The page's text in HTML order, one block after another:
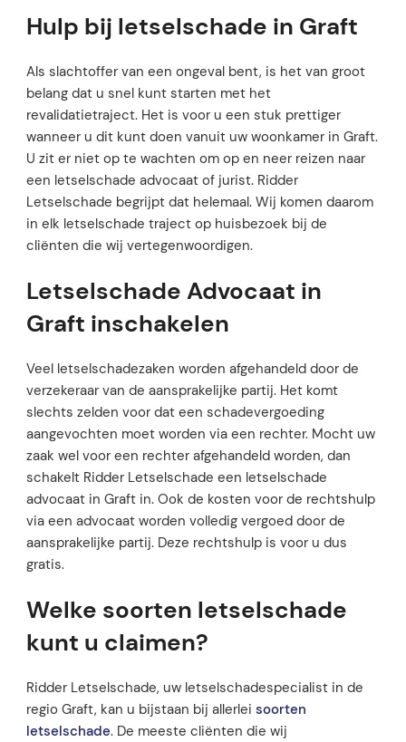
Hulp bij letselschade in Graft
Als slachtoffer van een ongeval bent, is het van groot
belang dat u snel kunt starten met het
revalidatietraject. Het is voor u een stuk prettiger
wanneer u dit kunt doen vanuit uw woonkamer in Graft.
U zit er niet op te wachten om op en neer reizen naar
een letselschade advocaat of jurist. Ridder
Letselschade begrijpt dat helemaal. Wij komen daarom
in elk letselschade traject op huisbezoek bij de
cliënten die wij vertegenwoordigen.
Letselschade Advocaat in
Graft inschakelen
Veel letselschadezaken worden afgehandeld door de
verzekeraar van de aansprakelijke partij. Het komt
slechts zelden voor dat een schadevergoeding
aangevochten moet worden via een rechter. Mocht uw
zaak wel voor een rechter afgehandeld worden, dan
schakelt Ridder Letselschade een letselschade
advocaat in Graft in. Ook de kosten voor de rechtshulp
via een advocaat worden volledig vergoed door de
aansprakelijke partij. Deze rechtshulp is voor u dus
gratis.
Welke soorten letselschade
kunt u claimen?
Ridder Letselschade, uw letselschadespecialist in de
regio Graft, kan u bijstaan bij allerlei soorten
letselschade. De meeste cliënten die wij